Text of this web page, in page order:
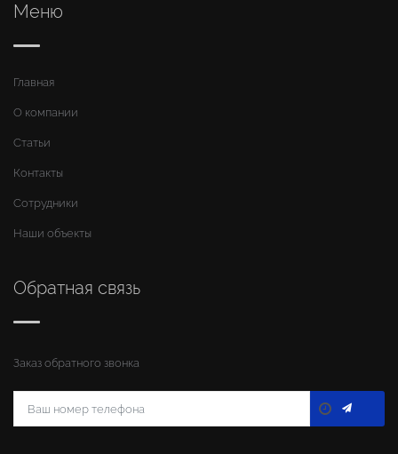
Меню
Главная
О компании
Статьи
Контакты
Сотрудники
Наши объекты
Обратная связь
Заказ обратного звонка